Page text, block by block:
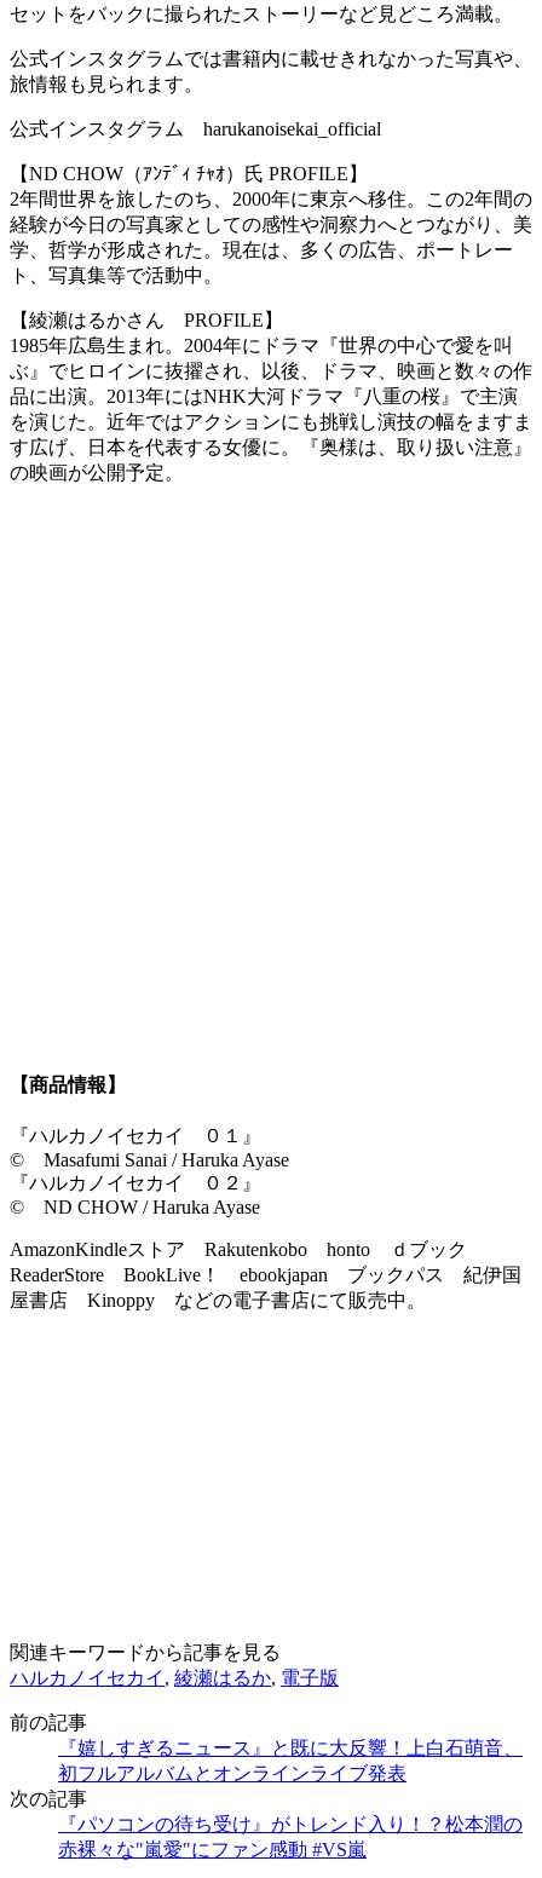
セットをバックに撮られたストーリーなど見どころ満載。
公式インスタグラムでは書籍内に載せきれなかった写真や、
旅情報も見られます。
公式インスタグラム harukanoisekai_official
【ND CHOW（ｱﾝﾃﾞｨ ﾁｬｵ）氏 PROFILE】
2年間世界を旅したのち、2000年に東京へ移住。この2年間の
経験が今日の写真家としての感性や洞察力へとつながり、美
学、哲学が形成された。現在は、多くの広告、ポートレー
ト、写真集等で活動中。
【綾瀬はるかさん PROFILE】
1985年広島生まれ。2004年にドラマ『世界の中心で愛を叫
ぶ』でヒロインに抜擢され、以後、ドラマ、映画と数々の作
品に出演。2013年にはNHK大河ドラマ『八重の桜』で主演
を演じた。近年ではアクションにも挑戦し演技の幅をますま
す広げ、日本を代表する女優に。『奥様は、取り扱い注意』
の映画が公開予定。
【商品情報】
『ハルカノイセカイ ０１』
© Masafumi Sanai / Haruka Ayase
『ハルカノイセカイ ０２』
© ND CHOW / Haruka Ayase
AmazonKindleストア Rakutenkobo honto ｄブック
ReaderStore BookLive！ ebookjapan ブックパス 紀伊国
屋書店 Kinoppy などの電子書店にて販売中。
関連キーワードから記事を見る
ハルカノイセカイ , 綾瀬はるか, 電子版
前の記事
『嬉しすぎるニュース』と既に大反響！上白石萌音、
初フルアルバムとオンラインライブ発表
次の記事
『パソコンの待ち受け』がトレンド入り！？松本潤の
赤裸々な"嵐愛"にファン感動 #VS嵐